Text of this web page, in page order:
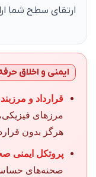
ارتقای سطح شما
ایمنی و اخلاق
قرارداد و
مرزهای
هرگز بدون
پروتکل ایمنی
صحنه‌های حساس